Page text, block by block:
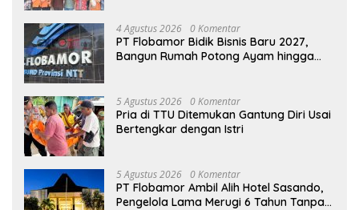
Menyambut Sukacita
4 Agustus 2026 0 Komentar
PT Flobamor Bidik Bisnis Baru 2027,
Bangun Rumah Potong Ayam hingga
5 Agustus 2026 0 Komentar
Pria di TTU Ditemukan Gantung Diri Usai
Bertengkar dengan Istri
5 Agustus 2026 0 Komentar
PT Flobamor Ambil Alih Hotel Sasando,
Pengelola Lama Merugi 6 Tahun Tanpa